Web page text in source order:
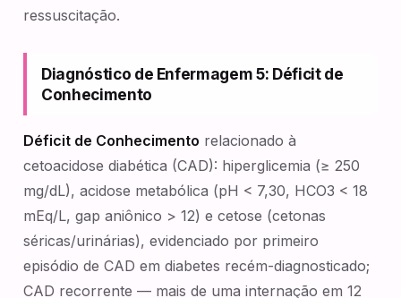
ressuscitação.
Diagnóstico de Enfermagem 5: Déficit de
Conhecimento
Déficit de Conhecimento relacionado à
cetoacidose diabética (CAD): hiperglicemia (≥ 250
mg/dL), acidose metabólica (pH < 7,30, HCO3 < 18
mEq/L, gap aniônico > 12) e cetose (cetonas
séricas/urinárias), evidenciado por primeiro
episódio de CAD em diabetes recém-diagnosticado;
CAD recorrente — mais de uma internação em 12